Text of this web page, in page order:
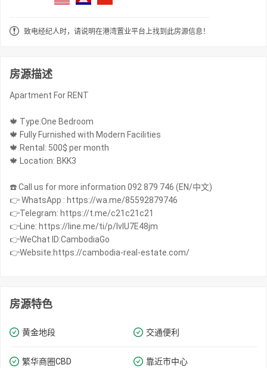
致电经纪人时，请说明在港湾置业平台上找到此房源信息！
房源描述
Apartment For RENT
🍁 Type:One Bedroom
🍁 Fully Furnished with Modern Facilities
🍁 Rental: 500$ per month
🍁 Location: BKK3
☎️ Call us for more information 092 879 746 (EN/中文)
👉 WhatsApp : https://wa.me/85592879746
👉Telegram: https://t.me/c21c21c21
👉Line: https://line.me/ti/p/IvIU7E48jm
👉WeChat ID:CambodiaGo
👉Website:https://cambodia-real-estate.com/
房源特色
黄金地段 交通便利
繁华商圈​​CBD 靠近市中心